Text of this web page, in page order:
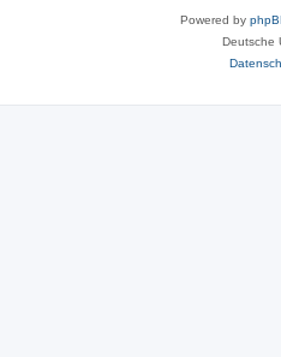
Powered by
Deutsche